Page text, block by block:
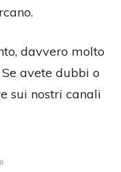
davvero molto
avete dubbi o
sui nostri canali